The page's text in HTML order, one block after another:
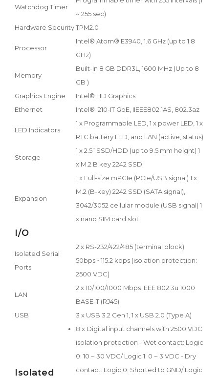
Watchdog Timer
~ 255 sec)
Hardware SecurityTPM2.0
Processor
Intel® Atom® E3940, 1.6 GHz (up to 1.8
GHz)
Memory
Built-in 8 GB DDR3L, 1600 MHz (Up to 8
GB )
Graphics Engine
Intel® HD Graphics
Ethernet
Intel® i210-IT GbE, IIEEE802.1AS, 802.3az
LED Indicators
1 x Programmable LED, 1 x power LED, 1 x
RTC battery LED, and LAN (active, status)
Storage
1 x 2.5” SSD/HDD (up to 9.5 mm height) 1
x M.2 B key 2242 SSD
Expansion
1 x Full-size mPCIe (PCIe/USB signal) 1 x
M.2 (B-key) 2242 SSD (SATA signal),
3042/3052 cellular module (USB signal) 1
x nano SIM card slot
I/O
Isolated Serial
Ports
2 x RS-232/422/485 (terminal block)
50bps ~115.2 kbps (isolation protection:
2500 VDC)
LAN
2 x 10/100/1000 Mbps IEEE 802.3u 1000
BASE-T (RJ45)
USB
3 x USB 3.2 Gen 1, 1 x USB 2.0 (Type A)
Isolated
8 x Digital input channels with 2500 VDC
isolation protection - Wet contact: Logic
0: 10 ~ 30 VDC/ Logic 1: 0 ~ 3 VDC - Dry
contact: Logic 0: Shorted to GND/ Logic